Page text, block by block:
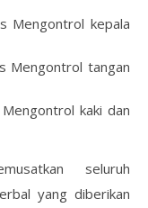
Mengontrol kepala
Mengontrol tangan
kaki dan
seluruh
yang diberikan